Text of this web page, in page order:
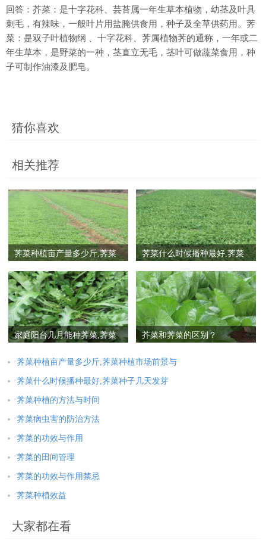
回答：芥菜：是十字花科、芸苔属一年生草本植物，幼茎及叶具
刺毛，有辣味，一般叶片用盐腌供食用，种子及全草供药用。荠
菜：是双子叶植物纲 、十字花科、荠属植物荠的通称，一年或二
年生草本，是野菜的一种，茎直立无毛，茎叶可做蔬菜食用，种
子可制作油漆及肥皂。
猜你喜欢
相关推荐
荠菜种植亩产量多少斤,荠菜
荠菜什么时候播种最好,荠菜
家庭阳台几月能种荠菜,荠菜
芥菜和荠菜的区别？
荠菜种植亩产量多少斤,荠菜种植市场前景与
荠菜什么时候播种最好,荠菜种子几天发芽
荠菜种植的方法与时间
荠菜病虫害的防治方法
荠菜的功效与作用
荠菜的田间管理
荠菜的功效与作用禁忌
荠菜种植效益
大家都在看